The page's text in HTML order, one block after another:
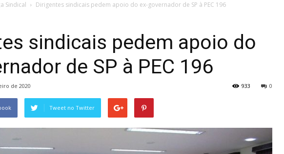
Sindical Dirigentes sindicais pedem apoio do ex-governador de SP à PEC 196
sindicais pedem apoio do
de SP à PEC 196
de 2020 0
933
Tweet no Twitter